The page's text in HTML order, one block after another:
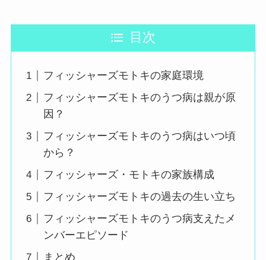
目次
フィッシャーズモトキの家庭環境
フィッシャーズモトキのうつ病は親が原
因？
フィッシャーズモトキのうつ病はいつ頃
から？
フィッシャーズ・モトキの家族構成
フィッシャーズモトキの過去の生い立ち
フィッシャーズモトキのうつ病支えたメ
ンバーエピソード
まとめ